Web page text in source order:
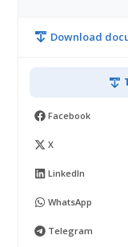
Download
Facebook
X
LinkedIn
WhatsApp
Telegram